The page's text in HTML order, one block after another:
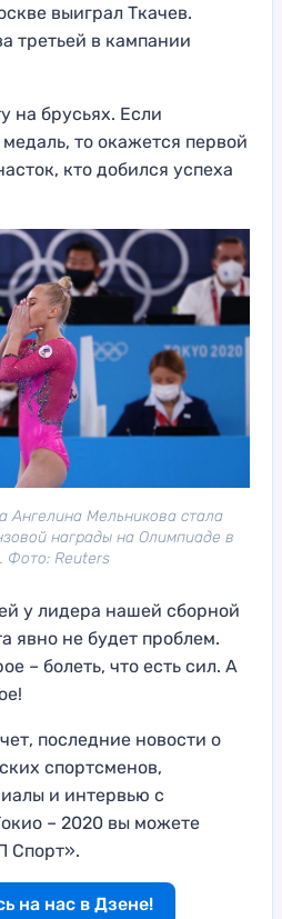
выиграл Ткачев.
третьей в кампании
на брусьях. Если
то окажется первой
кто добился успеха
Ангелина Мельникова стала
награды на Олимпиаде в
Фото: Reuters
у лидера нашей сборной
явно не будет проблем.
– болеть, что есть сил. А
последние новости о
спортсменов,
и интервью с
– 2020 вы можете
Спорт».
на нас в Дзене!